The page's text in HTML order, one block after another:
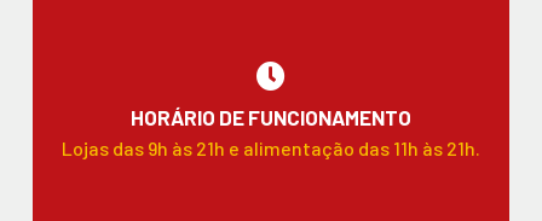
HORÁRIO DE FUNCIONAMENTO
Lojas das 9h às 21h e alimentação das 11h às 21h.